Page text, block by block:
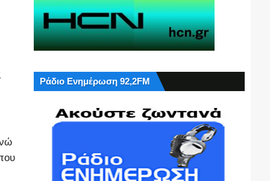
Ράδιο Ενημέρωση 92,2FM